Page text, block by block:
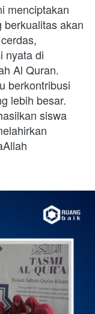
menciptakan
berkualitas akan
nyata di
Al Quran.
berkontribusi
lebih besar.
siswa